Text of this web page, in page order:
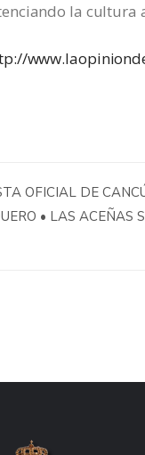
la cultura
OFICIAL DE
• LAS ACEÑAS